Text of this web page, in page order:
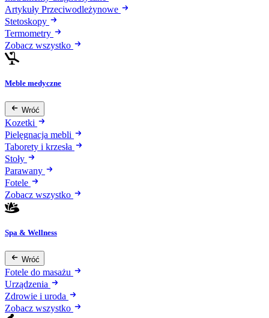
Artykuły Przeciwodleżynowe
Stetoskopy
Termometry
Zobacz wszystko
Meble medyczne
Wróć
Kozetki
Pielęgnacja mebli
Taborety i krzesła
Stoły
Parawany
Fotele
Zobacz wszystko
Spa & Wellness
Wróć
Fotele do masażu
Urządzenia
Zdrowie i uroda
Zobacz wszystko